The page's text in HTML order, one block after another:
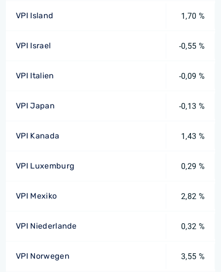
VPI Island 1,70 %
VPI Israel -0,55 %
VPI Italien -0,09 %
VPI Japan -0,13 %
VPI Kanada 1,43 %
VPI Luxemburg 0,29 %
VPI Mexiko 2,82 %
VPI Niederlande 0,32 %
VPI Norwegen 3,55 %